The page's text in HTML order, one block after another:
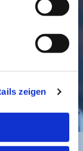
zeigen